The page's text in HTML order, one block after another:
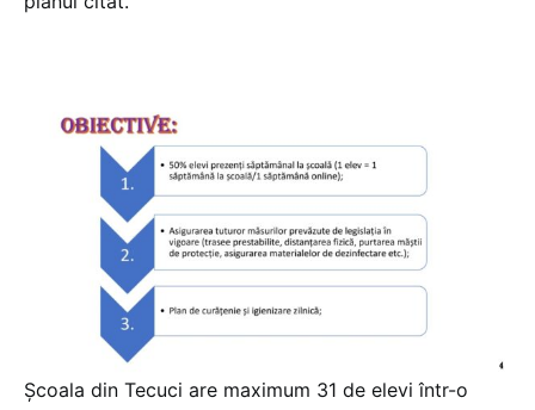
Școala din Tecuci are maximum 31 de elevi într-o